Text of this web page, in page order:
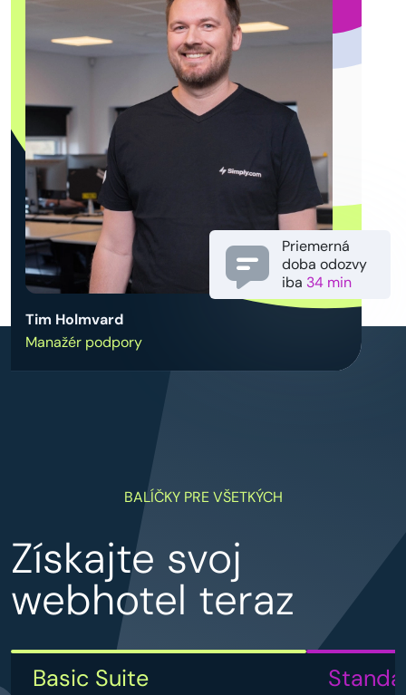
Tim Holmvard
Manažér podpory
Priemerná
doba odozvy
iba 34 min
BALÍČKY PRE VŠETKÝCH
Získajte svoj
webhotel teraz
Basic Suite